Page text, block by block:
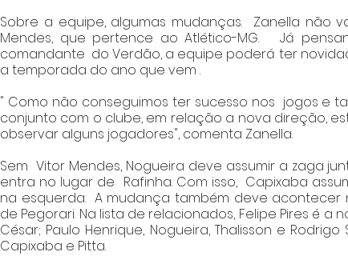
Sobre a equipe, algumas mudanças.  Zanella não
Mendes, que pertence ao Atlético-MG.   Já
comandante  do Verdão, a equipe poderá ter
a temporada do ano que vem .
" Como não conseguimos ter sucesso nos  jogos e
conjunto com o clube, em relação a nova direção,
observar alguns jogadores", comenta Zanella.
Sem  Vitor Mendes, Nogueira deve assumir a zaga
entra no lugar de  Rafinha. Com isso,  Capixaba
na esquerda.  A mudança também deve
de Pegorari. Na lista de relacionados, Felipe Pires é a
César; Paulo Henrique, Nogueira, Thalisson e
Capixaba e Pitta.